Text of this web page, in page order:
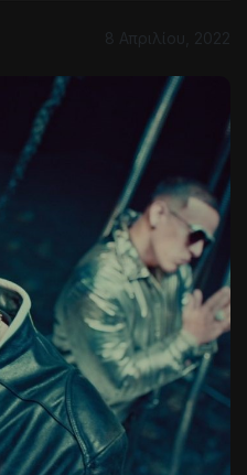
8 Απριλίου, 2022